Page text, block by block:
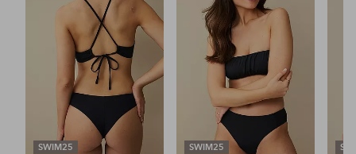
SWIM25
favoritter
SWIM25
favoritter